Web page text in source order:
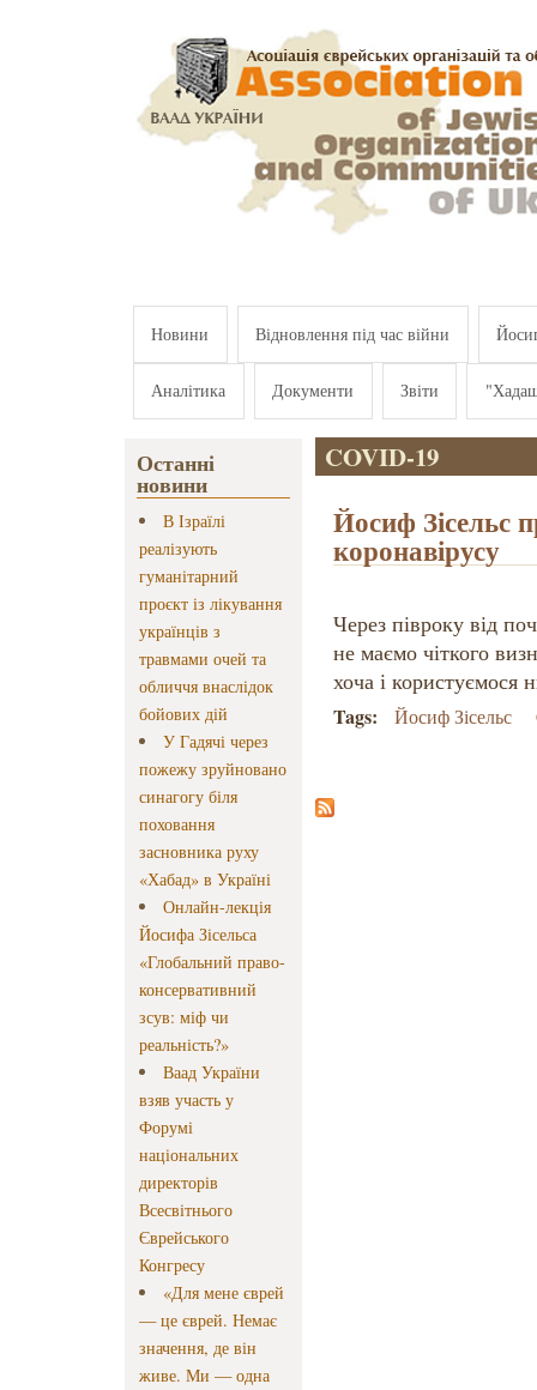
Новини Відновлення під час війни
Аналітика Документи Звіти
Останні
новини
В Ізраїлі
реалізують
гуманітарний
проєкт із лікування
українців з
травмами очей та
обличчя внаслідок
бойових дій
У Гадячі через
пожежу зруйновано
синагогу біля
поховання
засновника руху
«Хабад» в Україні
Онлайн-лекція
Йосифа Зісельса
«Глобальний право-
консервативний
зсув: міф чи
реальність?»
Ваад України
взяв участь у
Форумі
національних
директорів
Всесвітнього
Єврейського
Конгресу
«Для мене єврей
— це єврей. Немає
значення, де він
живе. Ми — одна
COVID-19
Йосиф Зісельс
коронавірусу
Через півроку від
не маємо чіткого
хоча і користуємося
Tags: Йосиф Зісельс